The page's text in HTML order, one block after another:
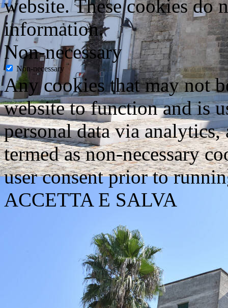
website. These cookies do
information.
Non-necessary
Non-necessary
Any cookies that may not
website to function and is
personal data via analytics,
termed as non-necessary
user consent prior to
ACCETTA E SALVA